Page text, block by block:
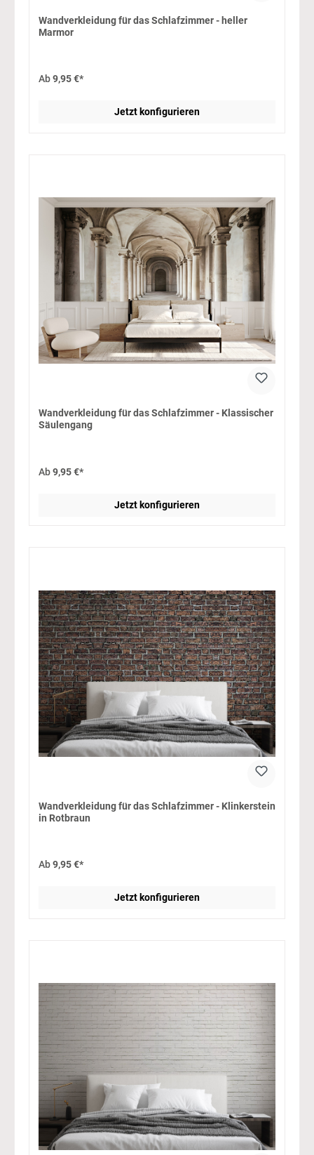
Wandverkleidung für das Schlafzimmer - heller
Marmor
Ab9,95 €*
Jetzt konfigurieren
Wandverkleidung für das Schlafzimmer - Klassischer
Säulengang
Ab9,95 €*
Jetzt konfigurieren
Wandverkleidung für das Schlafzimmer - Klinkerstein
in Rotbraun
Ab9,95 €*
Jetzt konfigurieren